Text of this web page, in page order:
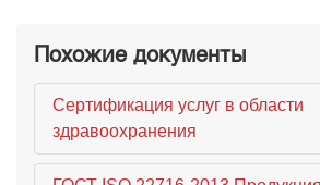
Похожие документы
Сертификация услуг в области
здравоохранения